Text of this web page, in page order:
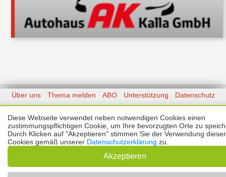
Kontakt
Über uns Thema melden ABO Unterstützung
Datenschutz
Impressum
🌙 Dark Mode
Copyright © 2026 |Prinzmediaconcept.de
Diese Webseite verwendet neben notwendigen Cookies einen
zustimmungspflichtigen Cookie, um Ihre bevorzugten Orte zu
Durch Klicken auf "Akzeptieren" stimmen Sie der Verwendung dieser
Cookies gemäß unserer Datenschutzerklärung zu.
Akzeptieren